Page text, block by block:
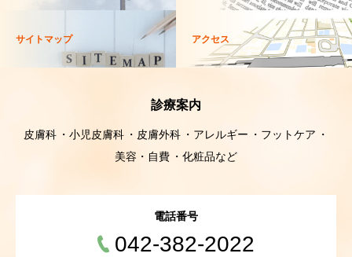
サイトマップ アクセス
診療案内
皮膚科 小児皮膚科 皮膚外科 アレルギー
フットケア
美容・自費
化粧品など
電話番号
042-382-2022